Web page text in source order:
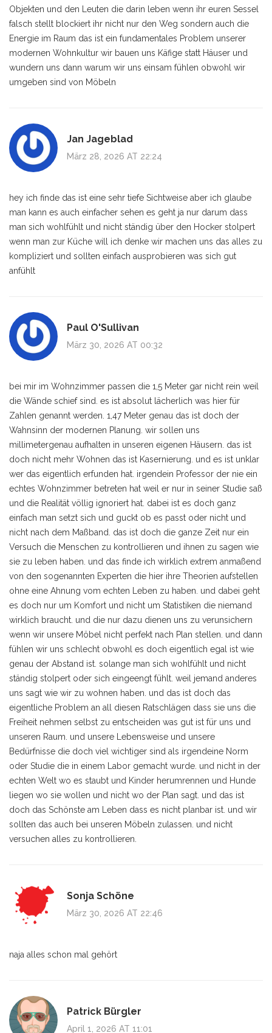
Objekten und den Leuten die darin leben wenn ihr euren Sessel
falsch stellt blockiert ihr nicht nur den Weg sondern auch die
Energie im Raum das ist ein fundamentales Problem unserer
modernen Wohnkultur wir bauen uns Käfige statt Häuser und
wundern uns dann warum wir uns einsam fühlen obwohl wir
umgeben sind von Möbeln
Jan Jageblad
März 28, 2026 AT 22:24
hey ich finde das ist eine sehr tiefe Sichtweise aber ich glaube
man kann es auch einfacher sehen es geht ja nur darum dass
man sich wohlfühlt und nicht ständig über den Hocker stolpert
wenn man zur Küche will ich denke wir machen uns das alles zu
kompliziert und sollten einfach ausprobieren was sich gut
anfühlt
Paul O'Sullivan
März 30, 2026 AT 00:32
bei mir im Wohnzimmer passen die 1,5 Meter gar nicht rein weil
die Wände schief sind. es ist absolut lächerlich was hier für
Zahlen genannt werden. 1,47 Meter genau das ist doch der
Wahnsinn der modernen Planung. wir sollen uns
millimetergenau aufhalten in unseren eigenen Häusern. das ist
doch nicht mehr Wohnen das ist Kasernierung. und es ist unklar
wer das eigentlich erfunden hat. irgendein Professor der nie ein
echtes Wohnzimmer betreten hat weil er nur in seiner Studie saß
und die Realität völlig ignoriert hat. dabei ist es doch ganz
einfach man setzt sich und guckt ob es passt oder nicht und
nicht nach dem Maßband. das ist doch die ganze Zeit nur ein
Versuch die Menschen zu kontrollieren und ihnen zu sagen wie
sie zu leben haben. und das finde ich wirklich extrem anmaßend
von den sogenannten Experten die hier ihre Theorien aufstellen
ohne eine Ahnung vom echten Leben zu haben. und dabei geht
es doch nur um Komfort und nicht um Statistiken die niemand
wirklich braucht. und die nur dazu dienen uns zu verunsichern
wenn wir unsere Möbel nicht perfekt nach Plan stellen. und dann
fühlen wir uns schlecht obwohl es doch eigentlich egal ist wie
genau der Abstand ist. solange man sich wohlfühlt und nicht
ständig stolpert oder sich eingeengt fühlt. weil jemand anderes
uns sagt wie wir zu wohnen haben. und das ist doch das
eigentliche Problem an all diesen Ratschlägen dass sie uns die
Freiheit nehmen selbst zu entscheiden was gut ist für uns und
unseren Raum. und unsere Lebensweise und unsere
Bedürfnisse die doch viel wichtiger sind als irgendeine Norm
oder Studie die in einem Labor gemacht wurde. und nicht in der
echten Welt wo es staubt und Kinder herumrennen und Hunde
liegen wo sie wollen und nicht wo der Plan sagt. und das ist
doch das Schönste am Leben dass es nicht planbar ist. und wir
sollten das auch bei unseren Möbeln zulassen. und nicht
versuchen alles zu kontrollieren.
Sonja Schöne
März 30, 2026 AT 22:46
naja alles schon mal gehört
Patrick Bürgler
April 1, 2026 AT 11:01